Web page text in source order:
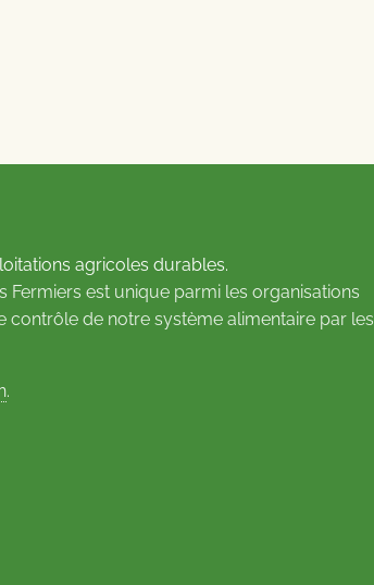
agricoles durables.
Fermiers est unique parmi les organisations
contrôle de notre système alimentaire par les
.